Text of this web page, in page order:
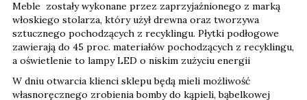
Meble zostały wykonane przez zaprzyjaźnionego z marką
włoskiego stolarza, który użył drewna oraz tworzywa
sztucznego pochodzących z recyklingu. Płytki podłogowe
zawierają do 45 proc. materiałów pochodzących z recyklingu,
a oświetlenie to lampy LED o niskim zużyciu energii
W dniu otwarcia klienci sklepu będą mieli możliwość
własnoręcznego zrobienia bomby do kąpieli, bąbelkowej